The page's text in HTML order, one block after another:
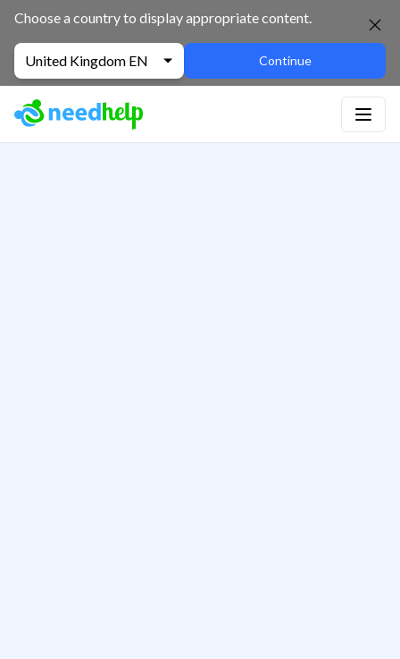
Choose a country to display appropriate content.
United Kingdom EN Continue